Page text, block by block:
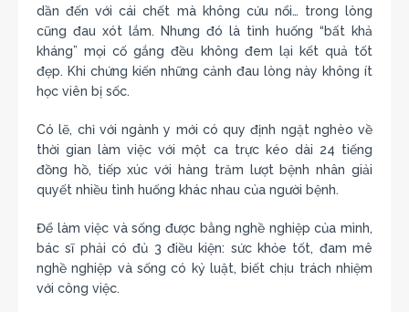
dần đến với cái chết mà không cứu nổi… trong lòng
cũng đau xót lắm. Nhưng đó là tình huống “bất khả
kháng” mọi cố gắng đều không đem lại kết quả tốt
đẹp. Khi chứng kiến những cảnh đau lòng này không ít
học viên bị sốc.
Có lẽ, chỉ với ngành y mới có quy định ngặt nghèo về
thời gian làm việc với một ca trực kéo dài 24 tiếng
đồng hồ, tiếp xúc với hàng trăm lượt bệnh nhân giải
quyết nhiều tình huống khác nhau của người bệnh.
Để làm việc và sống được bằng nghề nghiệp của mình,
bác sĩ phải có đủ 3 điều kiện: sức khỏe tốt, đam mê
nghề nghiệp và sống có kỷ luật, biết chịu trách nhiệm
với công việc.